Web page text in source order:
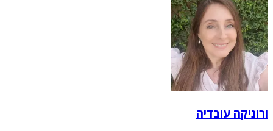
ורוניקה עובדיה